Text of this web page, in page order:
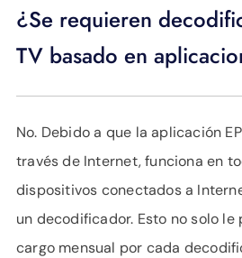
¿Se requieren
TV basado en
No. Debido a que la aplicación
través de Internet, funciona en
dispositivos conectados a
un decodificador. Esto no solo
cargo mensual por cada